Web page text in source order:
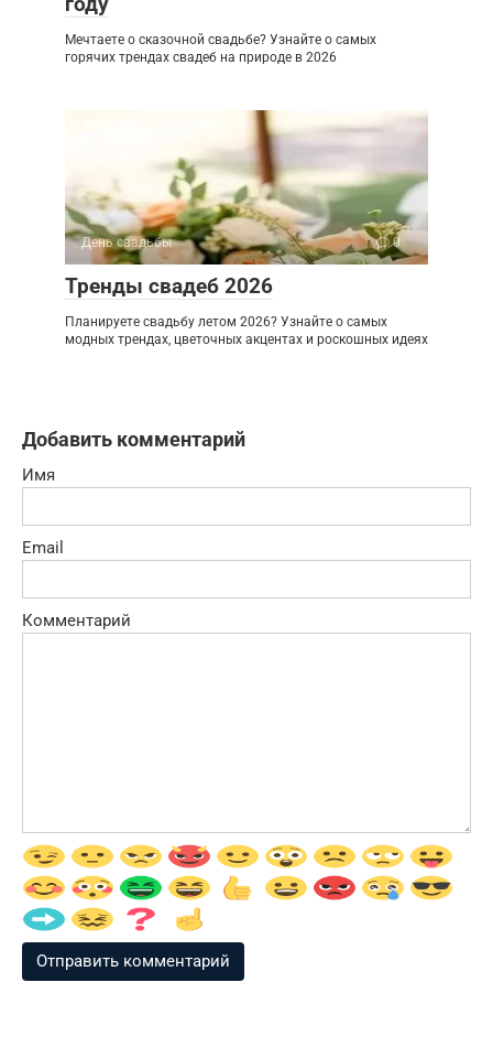
Мечтаете о сказочной свадьбе? Узнайте о самых
горячих трендах свадеб на природе в 2026
День свадьбы 0
Тренды свадеб 2026
Планируете свадьбу летом 2026? Узнайте о самых
модных трендах, цветочных акцентах и роскошных идеях
Добавить комментарий
Имя
Email
Комментарий